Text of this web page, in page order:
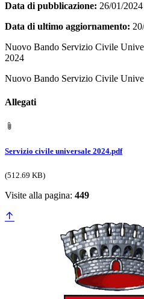
Data di pubblicazione: 26/01/2024
Data di ultimo aggiornamento:
Nuovo Bando Servizio Civile
2024
Nuovo Bando Servizio Civile
Allegati
Servizio civile universale 2024.pdf
(512.69 KB)
Visite alla pagina: 449